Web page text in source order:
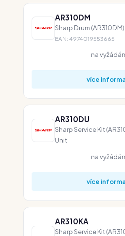
AR310DM
Sharp Drum (AR310DM)
EAN: 4974019553665
na
více
AR310DU
Sharp Service Kit
Unit
na
více
AR310KA
Sharp Service Kit